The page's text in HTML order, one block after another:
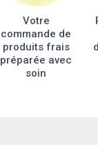
Votre
commande de
produits frais
préparée avec
soin